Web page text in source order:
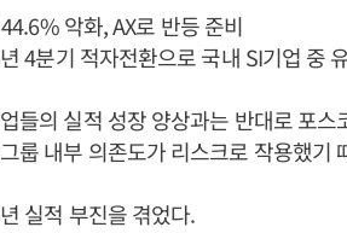
악화, AX로 반등 준비
4분기 적자전환으로 국내 SI기업 중
들의 실적 성장 양상과는 반대로 포
룹 내부 의존도가 리스크로 작용했기
실적 부진을 겪었다.